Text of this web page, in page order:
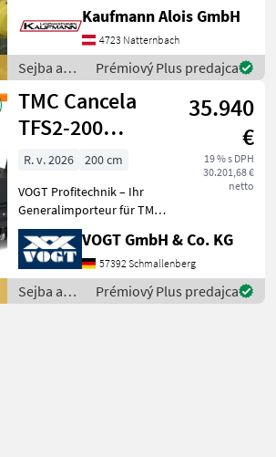
Schnittsystem – Anbaubock
fest – Eckenverstärkung für
Zerkleinerungsmaterial –
Stützkufen f
Kaufmann Alois GmbH
4723 Natternbach
Sejba a
starostlivosť
o plodinu
/ Zanon
Prémiový Plus predajca
TMC Cancela
TFS2-200
Forstmulcher
/Mulchfräse
35.940
€
19 % s DPH
30.201,68 €
netto
R. v. 2026
200 cm
VOGT Profitechnik – Ihr
Generalimporteur für TMC
CANCELA in Deutschland &
Österreich = Große Auswahl
an TMC Forstmulchern,
Forstfräsen &
Steinbrechern für
VOGT GmbH & Co. KG
57392 Schmallenberg
Sejba a
starostlivosť
Prémiový Plus predajca